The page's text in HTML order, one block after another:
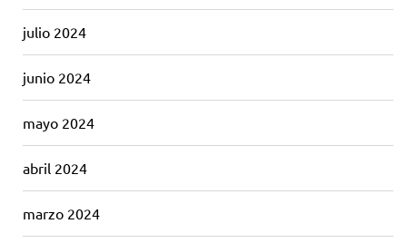
julio 2024
junio 2024
mayo 2024
abril 2024
marzo 2024